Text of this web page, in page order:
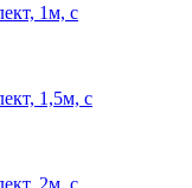
1м, с
1,5м, с
2м, с